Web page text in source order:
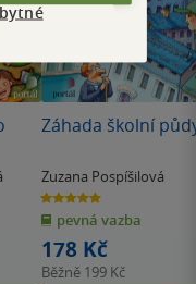
Záhada školní
Zuzana Pospíšilová
5.0
z
5
hvězdiček
pevná vazba
178 Kč
Běžně 199 Kč